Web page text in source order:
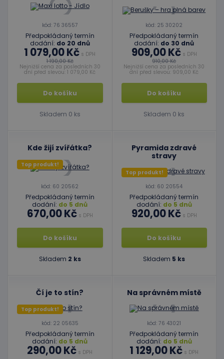
kód: 76 36557
Předpokládaný termín
dodání: do 20 dnů
1 079,00 Kč s DPH
1 190,00 Kč
Nejnižší cena za posledních 30
dní před slevou: 1 079,00 Kč
Do košíku
Skladem 0 ks
kód: 25 30202
Předpokládaný termín
dodání: do 30 dnů
909,00 Kčs DPH
910,00 Kč
Nejnižší cena za posledních 30
dní před slevou: 909,00 Kč
Do košíku
Skladem 0 ks
Kde žijí zvířátka?
Top produkt!
kód: 60 20562
Předpokládaný termín
dodání: do 5 dnů
670,00 Kčs DPH
Do košíku
Skladem 2 ks
Pyramida zdravé
stravy
Top produkt!
kód: 60 20554
Předpokládaný termín
dodání: do 5 dnů
920,00 Kčs DPH
Do košíku
Skladem 5 ks
Čí je to stín?
Top produkt!
kód: 22 05635
Předpokládaný termín
dodání: do 5 dnů
290,00 Kč s DPH
Na správném místě
kód: 76 43021
Předpokládaný termín
dodání: do 5 dnů
1 129,00 Kč s DPH